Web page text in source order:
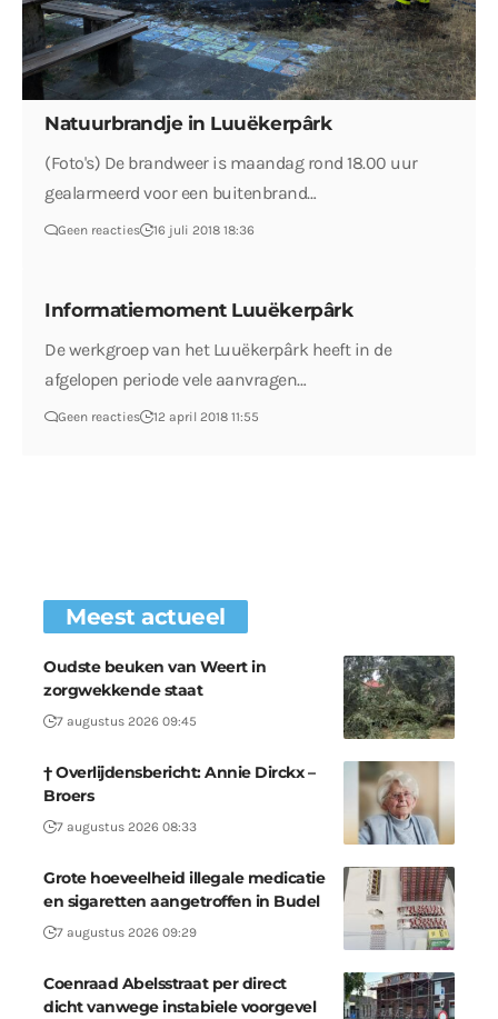
Natuurbrandje in Luuëkerpârk
(Foto's) De brandweer is maandag rond 18.00 uur
gealarmeerd voor een buitenbrand…
Geen reacties 16 juli 2018 18:36
Informatiemoment Luuëkerpârk
De werkgroep van het Luuëkerpârk heeft in de
afgelopen periode vele aanvragen…
Geen reacties 12 april 2018 11:55
Meest actueel
Oudste beuken van Weert in
zorgwekkende staat
7 augustus 2026 09:45
† Overlijdensbericht: Annie Dirckx –
Broers
7 augustus 2026 08:33
Grote hoeveelheid illegale medicatie
en sigaretten aangetroffen in Budel
7 augustus 2026 09:29
Coenraad Abelsstraat per direct
dicht vanwege instabiele voorgevel